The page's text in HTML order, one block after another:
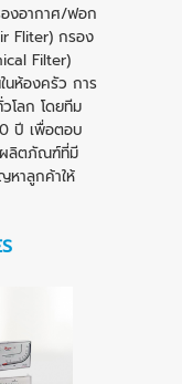
งอากาศ/ฟอก
Fliter) กรอง
Filter)
นห้องครัว การ
โลก โดยทีม
ปี เพื่อตอบ
ผลิตภัณฑ์ที่มี
หาลูกค้าให้